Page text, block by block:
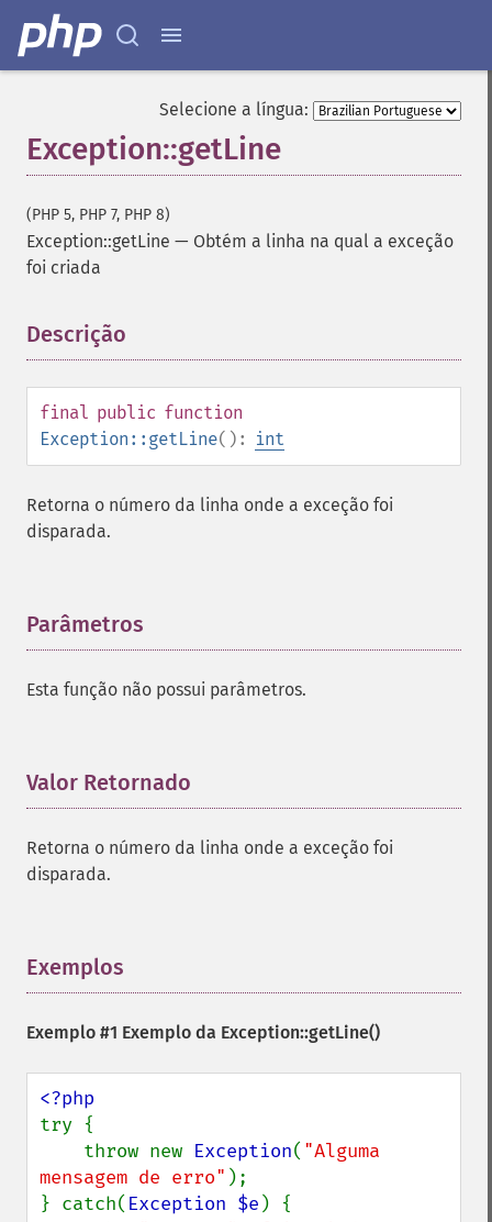
Selecione a língua:
Exception::getLine
(PHP 5, PHP 7, PHP 8)
Exception::getLine — Obtém a linha na qual a exceção
foi criada
Descrição
final public function
Exception::getLine(): int
Retorna o número da linha onde a exceção foi
disparada.
Parâmetros
Esta função não possui parâmetros.
Valor Retornado
Retorna o número da linha onde a exceção foi
disparada.
Exemplos
Exemplo #1 Exemplo da Exception::getLine()
try {
    throw new
Exception( "Alguma
mensagem de erro" );
} catch( Exception $e ) {